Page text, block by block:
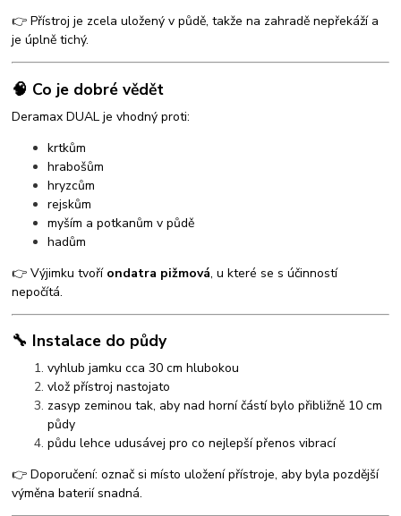
👉 Přístroj je zcela uložený v půdě, takže na zahradě nepřekáží a
je úplně tichý.
🧠 Co je dobré vědět
Deramax DUAL je vhodný proti:
krtkům
hrabošům
hryzcům
rejskům
myším a potkanům v půdě
hadům
👉 Výjimku tvoří ondatra pižmová, u které se s účinností
nepočítá.
🔧 Instalace do půdy
vyhlub jamku cca 30 cm hlubokou
vlož přístroj nastojato
zasyp zeminou tak, aby nad horní částí bylo přibližně 10 cm
půdy
půdu lehce udusávej pro co nejlepší přenos vibrací
👉 Doporučení: označ si místo uložení přístroje, aby byla pozdější
výměna baterií snadná.